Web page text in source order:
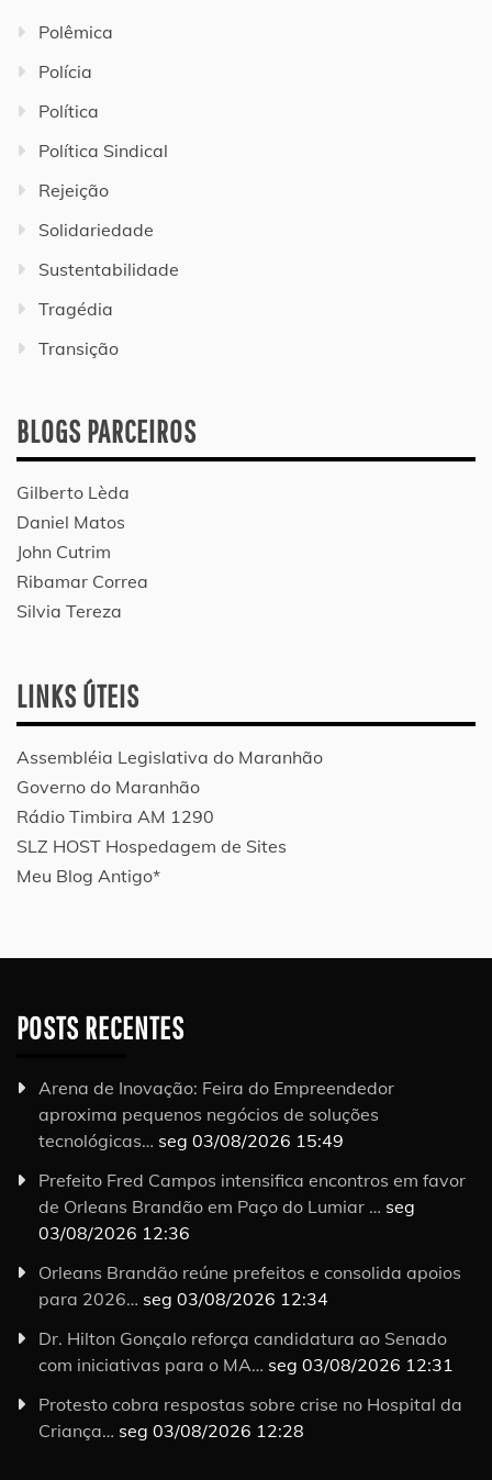
Polêmica
Polícia
Política
Política Sindical
Rejeição
Solidariedade
Sustentabilidade
Tragédia
Transição
BLOGS PARCEIROS
Gilberto Lèda
Daniel Matos
John Cutrim
Ribamar Correa
Silvia Tereza
LINKS ÚTEIS
Assembléia Legislativa do Maranhão
Governo do Maranhão
Rádio Timbira AM 1290
SLZ HOST Hospedagem de Sites
Meu Blog Antigo*
POSTS RECENTES
Arena de Inovação: Feira do Empreendedor
aproxima pequenos negócios de soluções
tecnológicas… seg 03/08/2026 15:49
Prefeito Fred Campos intensifica encontros em favor
de Orleans Brandão em Paço do Lumiar … seg
03/08/2026 12:36
Orleans Brandão reúne prefeitos e consolida apoios
para 2026… seg 03/08/2026 12:34
Dr. Hilton Gonçalo reforça candidatura ao Senado
com iniciativas para o MA… seg 03/08/2026 12:31
Protesto cobra respostas sobre crise no Hospital da
Criança… seg 03/08/2026 12:28